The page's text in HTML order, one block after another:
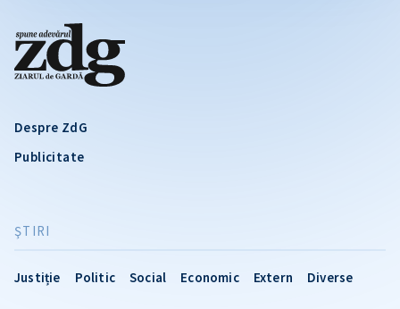
Despre ZdG
Publicitate
ŞTIRI
Justiție Politic Social Economic Extern Diverse